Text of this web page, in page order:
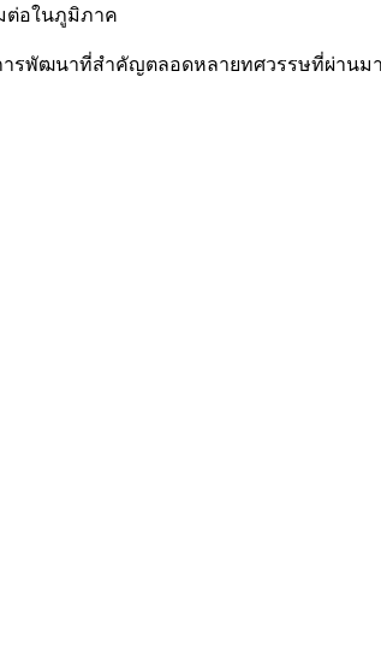
ต่อในภูมิภาค
รพัฒนาที่สำคัญตลอดหลายทศวรรษที่ผ่านม